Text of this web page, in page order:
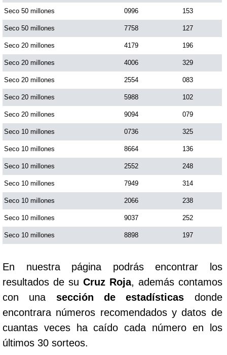
Fantástica Día
Fantástica Noche
Motilon Tarde
Motilon Noche
Paisita Noche
Paisita 3
Pick 3 Día
Seco 50 millones 0996 153
Seco 50 millones 7758 127
Seco 20 millones 4179 196
Seco 20 millones 4006 329
Seco 20 millones 2554 083
Seco 20 millones 5988 102
Seco 20 millones 9094 079
Seco 10 millones 0736 325
Seco 10 millones 8664 136
Seco 10 millones 2552 248
Seco 10 millones 7949 314
Seco 10 millones 2066 238
Seco 10 millones 9037 252
Seco 10 millones 8898 197
En nuestra página podrás encontrar los
resultados de su Cruz Roja, además contamos
con una sección de estadísticas donde
encontrara números recomendados y datos de
cuantas veces ha caído cada número en los
últimos 30 sorteos.